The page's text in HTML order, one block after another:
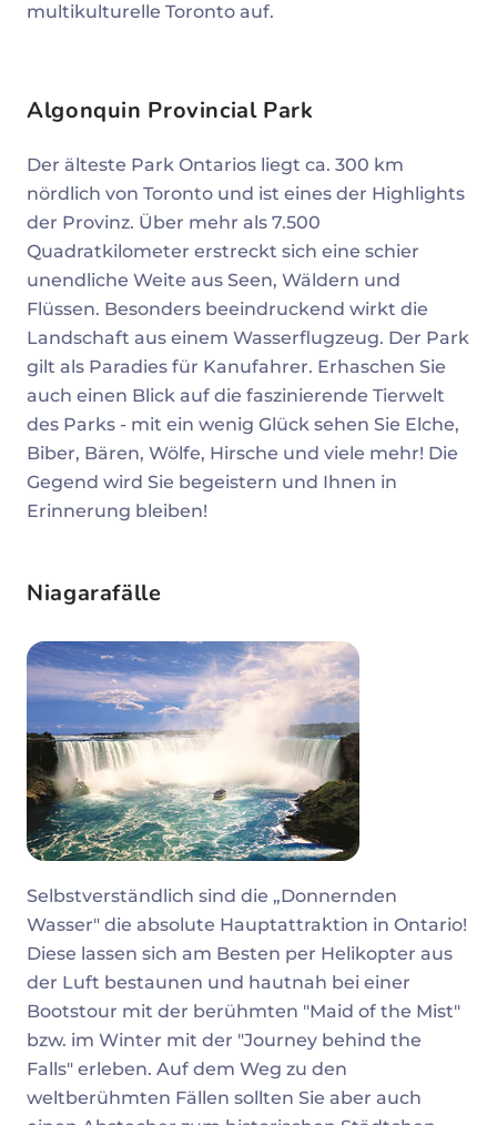
multikulturelle Toronto auf.
Algonquin Provincial Park
Der älteste Park Ontarios liegt ca. 300 km
nördlich von Toronto und ist eines der Highlights
der Provinz. Über mehr als 7.500
Quadratkilometer erstreckt sich eine schier
unendliche Weite aus Seen, Wäldern und
Flüssen. Besonders beeindruckend wirkt die
Landschaft aus einem Wasserflugzeug. Der Park
gilt als Paradies für Kanufahrer. Erhaschen Sie
auch einen Blick auf die faszinierende Tierwelt
des Parks - mit ein wenig Glück sehen Sie Elche,
Biber, Bären, Wölfe, Hirsche und viele mehr! Die
Gegend wird Sie begeistern und Ihnen in
Erinnerung bleiben!
Niagarafälle
Selbstverständlich sind die „Donnernden
Wasser" die absolute Hauptattraktion in Ontario!
Diese lassen sich am Besten per Helikopter aus
der Luft bestaunen und hautnah bei einer
Bootstour mit der berühmten "Maid of the Mist"
bzw. im Winter mit der "Journey behind the
Falls" erleben. Auf dem Weg zu den
weltberühmten Fällen sollten Sie aber auch